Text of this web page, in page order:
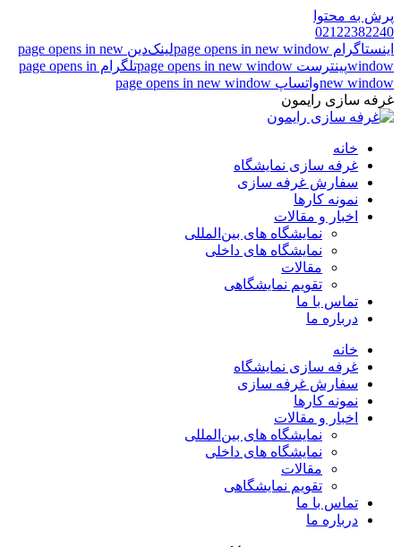
پرش به محتوا
02122382240
اینستاگرام page opens in new window
لینک‌دین page opens in new
windowپینترست page opens in new window
تلگرام page opens in
new windowواتساپ page opens in new window
غرفه سازی رایمون
خانه
غرفه سازی نمایشگاه
سفارش غرفه سازی
نمونه کارها
اخبار و مقالات
نمایشگاه های بین‌المللی
نمایشگاه های داخلی
مقالات
تقویم نمایشگاهی
تماس با ما
درباره ما
خانه
غرفه سازی نمایشگاه
سفارش غرفه سازی
نمونه کارها
اخبار و مقالات
نمایشگاه های بین‌المللی
نمایشگاه های داخلی
مقالات
تقویم نمایشگاهی
تماس با ما
درباره ما